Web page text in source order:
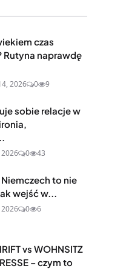
czas
Rutyna naprawdę
2026 0 9
sobie relacje w
2026 0 43
to nie
wejść w...
2026 0 6
vs WOHNSITZ
– czym to